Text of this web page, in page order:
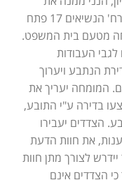
המהנדס והשמאי יעקב ברוכים מרח' הנשיאים 17 פתח
5307235 כמומחה מטעם בית המשפט.
העבודות
הנתבע ויערוך
המומחה יעריך את
בדירה ע"י התובע,
הצדדים יעבירו
הטענות, את חוות הדעת
לצורך מתן חוות
הצדדים אינם